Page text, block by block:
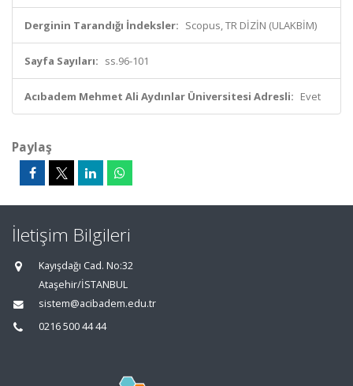
Derginin Tarandığı İndeksler: Scopus, TR DİZİN (ULAKBİM)
Sayfa Sayıları: ss.96-101
Acıbadem Mehmet Ali Aydınlar Üniversitesi Adresli: Evet
Paylaş
İletişim Bilgileri
Kayışdağı Cad. No:32
Ataşehir/İSTANBUL
sistem@acibadem.edu.tr
0216 500 44 44